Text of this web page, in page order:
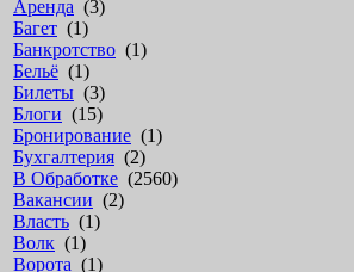
Аренда (3)
Багет (1)
Банкротство (1)
Бельё (1)
Билеты (3)
Блоги (15)
Бронирование (1)
Бухгалтерия (2)
В Обработке (2560)
Вакансии (2)
Власть (1)
Волк (1)
Ворота (1)